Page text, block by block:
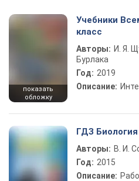
показать
обложку
Учебники
класс
Авторы: И. Я.
Бурлака
Год: 2019
Описание:
ГДЗ
Авторы: В. И.
Год: 2015
Описание: